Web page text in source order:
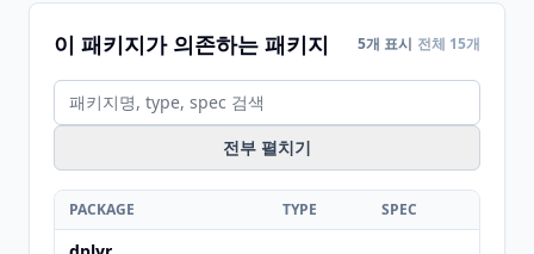
이 패키지가 의존하는 패키지 5개 표시 전체 15개
전부 펼치기
PACKAGE TYPE SPEC